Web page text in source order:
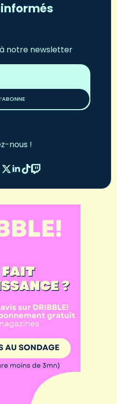
informés
notre newsletter
nous !